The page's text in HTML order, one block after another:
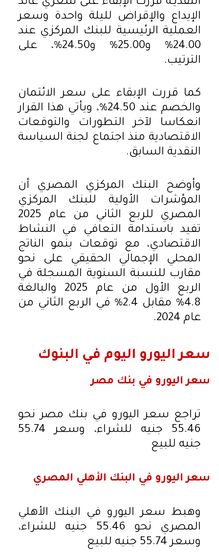
الإيداع والإقراض لليلة واحدة وسعر
العملية الرئيسية للبنك المركزي عند
24.00% و25.00% و24.50%، على
الترتيب.
كما قررت الإبقاء على سعر الائتمان
والخصم عند 24.50%، ويأتي هذا القرار
انعكاسا لآخر التطورات والتوقعات
الاقتصادية منذ اجتماع لجنة السياسة
النقدية السابق.
وأوضح البنك المركزي المصري أن
المؤشرات الأولية للبنك المركزي
المصري للربع الثاني من عام 2025
تفيد باستدامة التعافي في النشاط
الاقتصادي، مع توقعات بنمو الناتج
المحلي الإجمالي الحقيقي على نحو
مقارب للنسبة السنوية المسجلة في
الربع الأول من عام 2025 والبالغة
4.8% مقابل 2.4% في الربع الثاني من
عام 2024.
سعر اليورو اليوم في البنوك
سعر اليورو في بنك مصر
تراجع سعر اليورو في بنك مصر نحو
55.46 جنيه للشراء، وسعر 55.74
جنيه للبيع
سعر اليورو في البنك الأهلي المصري
وهبط سعر اليورو في البنك الأهلي
المصري نحو 55.46 جنيه للشراء،
وسعر 55.74 جنيه للبيع